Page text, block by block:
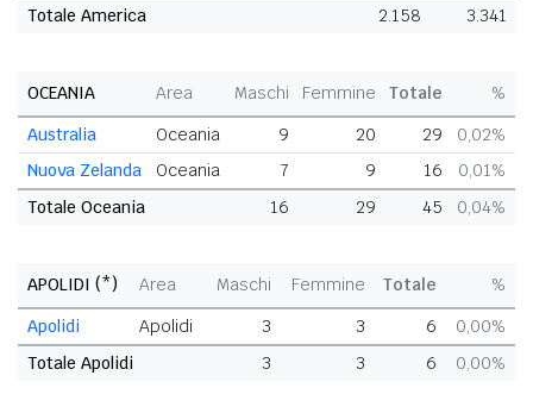
Totale America
2.158 3.341
OCEANIA Area Maschi Femmine Totale
%
Australia
Oceania 9 20 29
0,02%
Nuova Zelanda
Oceania 7 9 16
0,01%
Totale Oceania
16 29 45 0,04%
APOLIDI (*) Area Maschi Femmine Totale
%
Apolidi
Apolidi 3 3 6
0,00%
Totale Apolidi
3 3 6 0,00%